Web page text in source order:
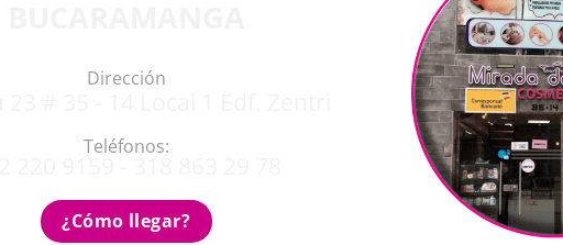
Dirección
Teléfonos:
¿Cómo llegar?